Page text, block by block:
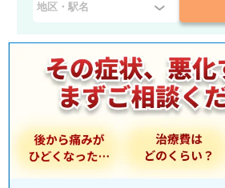
県
を
選
択
：